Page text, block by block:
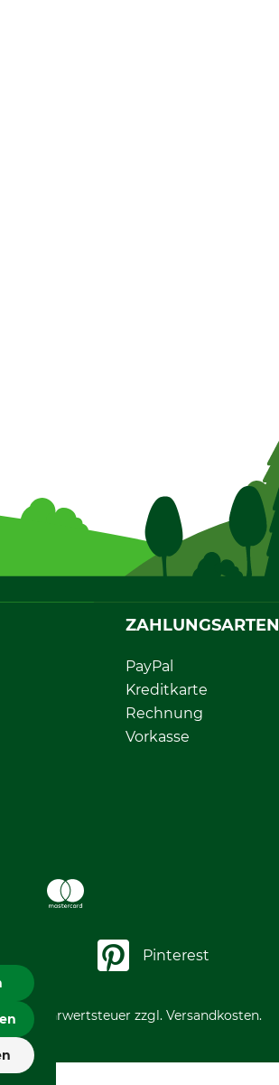
ZAHLUNGSARTEN
PayPal
Kreditkarte
Rechnung
Vorkasse
Pinterest
Mehrwertsteuer zzgl. Versandkosten.